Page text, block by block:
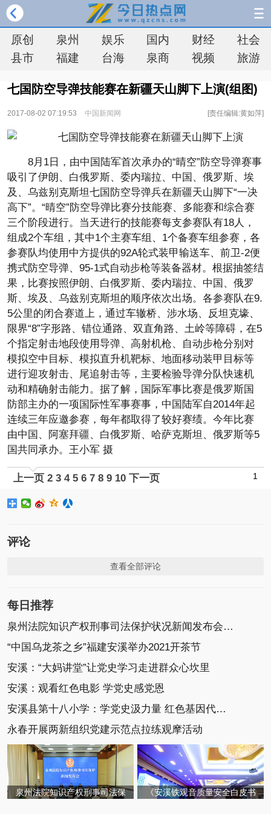
原创 泉州 娱乐 国内 财经
社会
县市
福建 台海 泉商 视频 旅游
七国防空导弹技能赛在新疆天山脚下上演(组图)
2017-08-02 07:19:53 中国新闻网 [责任编辑:黄如萍]
8月1日，由中国陆军首次承办的“晴空”防空导弹赛事
吸引了伊朗、白俄罗斯、委内瑞拉、中国、俄罗斯、埃
及、乌兹别克斯坦七国防空导弹兵在新疆天山脚下“一决
高下”。“晴空”防空导弹比赛分技能赛、多能赛和综合赛
三个阶段进行。当天进行的技能赛每支参赛队有18人，
组成2个车组，其中1个主赛车组、1个备赛车组参赛，各
参赛队均使用中方提供的92A轮式装甲输送车、前卫-2便
携式防空导弹、95-1式自动步枪等装备器材。根据抽签结
果，比赛按照伊朗、白俄罗斯、委内瑞拉、中国、俄罗
斯、埃及、乌兹别克斯坦的顺序依次出场。各参赛队在9.
5公里的闭合赛道上，通过车辙桥、涉水场、反坦克壕、
限界“8”字形路、错位通路、双直角路、土岭等障碍，在5
个指定射击地段使用导弹、高射机枪、自动步枪分别对
模拟空中目标、模拟直升机靶标、地面移动装甲目标等
进行迎攻射击、尾追射击等，主要检验导弹分队快速机
动和精确射击能力。据了解，国际军事比赛是俄罗斯国
防部主办的一项国际性军事赛事，中国陆军自2014年起
连续三年应邀参赛，每年都取得了较好赛绩。今年比赛
由中国、阿塞拜疆、白俄罗斯、哈萨克斯坦、俄罗斯等5
国共同承办。王小军 摄
上一页 1
2 3 4 5 6 7 8 9 10 下一页
评论
查看全部评论
每日推荐
泉州法院知识产权刑事司法保护状况新闻发布会召开
“中国乌龙茶之乡”福建安溪举办2021开茶节
安溪：“大妈讲堂”让党史学习走进群众心坎里
安溪：观看红色电影 学党史感党恩
安溪县第十八小学：学党史汲力量 红色基因代代传
永春开展两新组织党建示范点拉练观摩活动
泉州法院知识产权刑事司法保 《安溪铁观音质量安全白皮书